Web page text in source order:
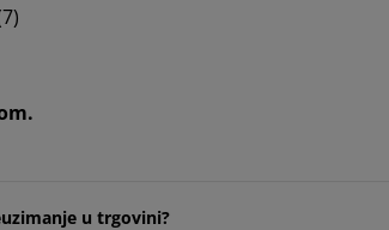
7)
u trgovini?